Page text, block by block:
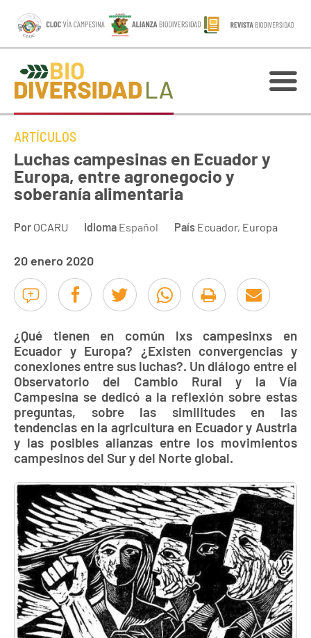
ARTÍCULOS
Luchas campesinas en Ecuador y
Europa, entre agronegocio y
soberanía alimentaria
Por OCARU Idioma Español País Ecuador, Europa
20 enero 2020
¿Qué tienen en común lxs campesinxs en
Ecuador y Europa? ¿Existen convergencias y
conexiones entre sus luchas?. Un diálogo entre el
Observatorio del Cambio Rural y la Vía
Campesina se dedicó a la reflexión sobre estas
preguntas, sobre las similitudes en las
tendencias en la agricultura en Ecuador y Austria
y las posibles alianzas entre los movimientos
campesinos del Sur y del Norte global.